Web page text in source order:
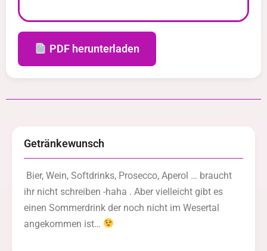
PDF herunterladen
Getränkewunsch
Bier, Wein, Softdrinks, Prosecco, Aperol … braucht
ihr nicht schreiben -haha . Aber vielleicht gibt es
einen Sommerdrink der noch nicht im Wesertal
angekommen ist…